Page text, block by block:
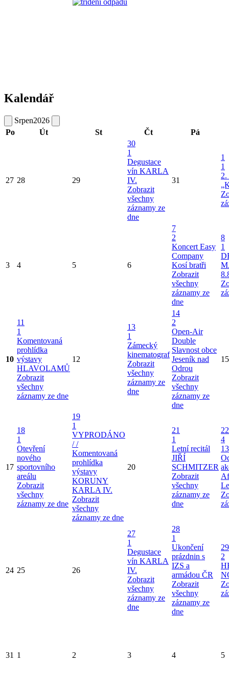
Kalendář
Srpen2026
Po
Út St Čt Pá
27 28 29
30
1
Degustace
vín KARLA
IV.
Zobrazit
všechny
záznamy ze
dne
31
1
1
2.
3 4 5 6
7
2
Koncert Easy
Company
Kosí bratři
Zobrazit
všechny
záznamy ze
dne
8
1
10
11
1
Komentovaná
prohlídka
výstavy
HLAVOLAMŮ
Zobrazit
všechny
záznamy ze dne
12
13
1
Zámecký
kinematograf
Zobrazit
všechny
záznamy ze
dne
14
2
Open-Air
Double
Slavnost obce
Jeseník nad
Odrou
Zobrazit
všechny
záznamy ze
dne
15
17
18
1
Otevření
nového
sportovního
areálu
Zobrazit
všechny
záznamy ze dne
19
1
VYPRODÁNO
/ /
Komentovaná
prohlídka
výstavy
KORUNY
KARLA IV.
Zobrazit
všechny
záznamy ze dne
20
21
1
Letní recitál
JIŘÍ
SCHMITZER
Zobrazit
všechny
záznamy ze
dne
22
4
24 25 26
27
1
Degustace
vín KARLA
IV.
Zobrazit
všechny
záznamy ze
dne
28
1
Ukončení
prázdnin s
IZS a
armádou ČR
Zobrazit
všechny
záznamy ze
dne
29
2
31 1 2 3 4 5